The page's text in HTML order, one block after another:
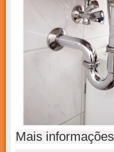
Mais informações